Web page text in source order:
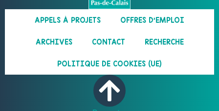
APPELS À PROJETS OFFRES D’EMPLOI
ARCHIVES CONTACT RECHERCHE
POLITIQUE DE COOKIES (UE)